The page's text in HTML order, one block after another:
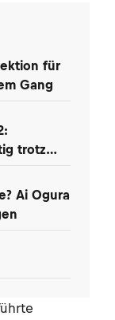
für
Gang
trotz
Ai Ogura